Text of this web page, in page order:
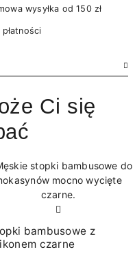
wysyłka od 150 zł
Ci się
bambusowe z
czarne